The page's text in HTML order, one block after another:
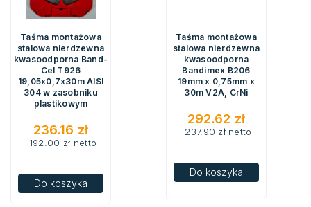
Taśma montażowa
stalowa nierdzewna
kwasoodporna Band-
Cel T926
19,05x0,7x30m AISI
304 w zasobniku
plastikowym
236.16 zł
192.00 zł netto
Do koszyka
Taśma montażowa
stalowa nierdzewna
kwasoodporna
Bandimex B206
19mm x 0,75mm x
30m V2A, CrNi
292.62 zł
237.90 złnetto
Do koszyka